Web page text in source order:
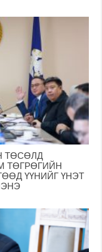
ТӨСӨЛД
ТӨГРӨГИЙН
ҮҮНИЙГ ҮНЭТ